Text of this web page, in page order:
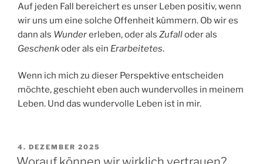
Auf jeden Fall bereichert es unser Leben positiv, wenn
wir uns um eine solche Offenheit kümmern. Ob wir es
dann als Wundererleben, oder als Zufalloder als
Geschenkoder als ein Erarbeitetes.
Wenn ich mich zu dieser Perspektive entscheiden
möchte, geschieht eben auch wundervolles in meinem
Leben. Und das wundervolle Leben ist in mir.
VERÖFFENTLICHT
AM
4. DEZEMBER 2025